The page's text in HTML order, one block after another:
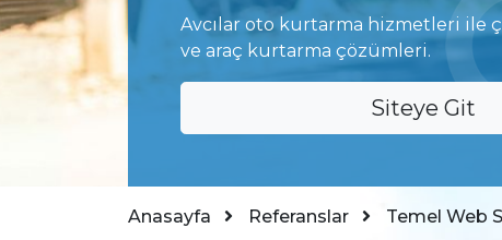
Avcılar oto kurtarma hizmetleri ile
ve araç kurtarma çözümleri.
Siteye Git
Anasayfa Referanslar Temel Web